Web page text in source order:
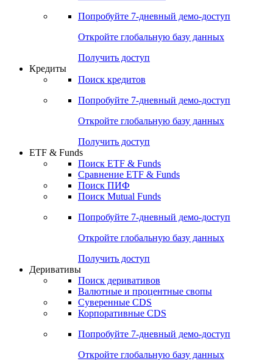
Поиск акций
Российские IPO/SPO
Попробуйте7-дневный
Откройте глобальную базу данных
Получить доступ
Поиск кредитов
Попробуйте7-дневный
Откройте глобальную базу данных
Получить доступ
ETF & Funds
Сравнение ETF & Funds
Поиск Mutual Funds
Попробуйте7-дневный
Откройте глобальную базу данных
Получить доступ
Деривативы
Валютные и процентные свопы
Корпоративные CDS